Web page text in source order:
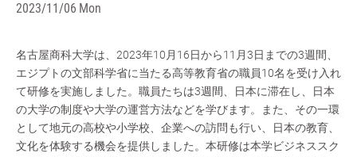
2023/11/06 Mon
名古屋商科大学は、2023年10月16日から11月3日までの3週間、
エジプトの文部科学省に当たる高等教育省の職員10名を受け入れ
て研修を実施しました。職員たちは3週間、日本に滞在し、日本
の大学の制度や大学の運営方法などを学びます。また、その一環
として地元の高校や小学校、企業への訪問も行い、日本の教育、
文化を体験する機会を提供しました。本研修は本学ビジネススク